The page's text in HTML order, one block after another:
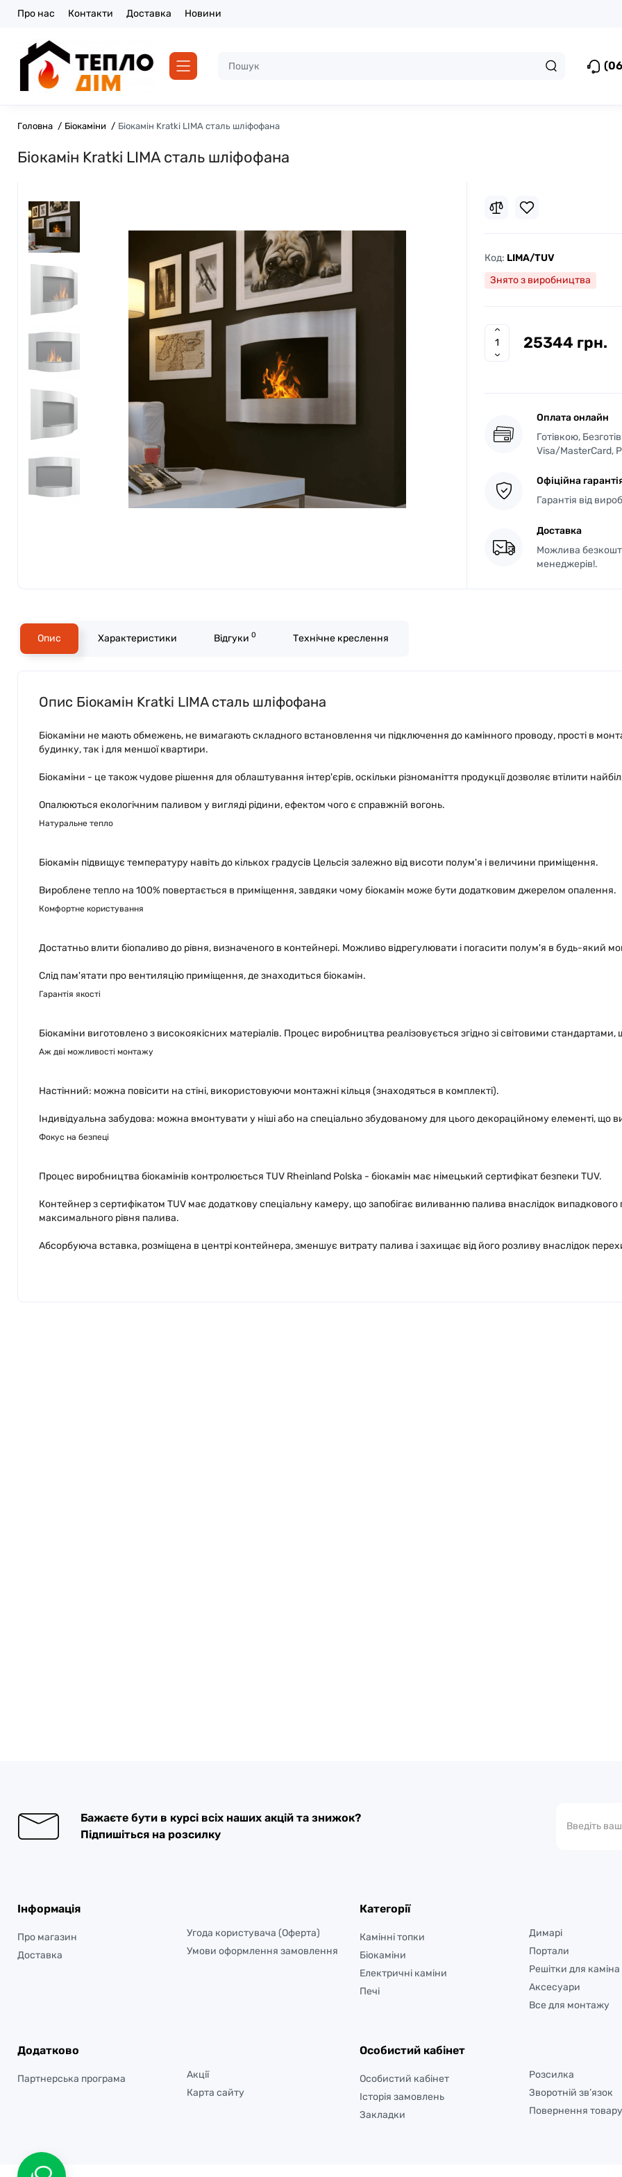
Про нас Контакти Доставка Новини
Головна Біокаміни Біокамін Kratki LIMA сталь шліфофана
Біокамін Kratki LIMA сталь шліфофана
Код: LIMA/TUV
Знято з виробництва
25344 грн.
Оплата онлайн
Готівкою,
Visa/MasterCard,
Офіційна
Гарантія від
Доставка
Можлива
менеджерів!.
Опис Характеристики Відгуки 0 Технічне креслення
Опис Біокамін Kratki LIMA сталь шліфофана
Біокаміни не мають обмежень, не вимагають складного встановлення чи підключення до камінного проводу, прості в
будинку, так і для меншої квартири.
Біокаміни - це також чудове рішення для облаштування інтер'єрів, оскільки різноманіття продукції дозволяє втілити
Опалюються екологічним паливом у вигляді рідини, ефектом чого є справжній вогонь.
Натуральне тепло
Біокамін підвищує температуру навіть до кількох градусів Цельсія залежно від висоти полум'я і величини приміщення.
Вироблене тепло на 100% повертається в приміщення, завдяки чому біокамін може бути додатковим джерелом опалення.
Комфортне користування
Достатньо влити біопаливо до рівня, визначеного в контейнері. Можливо відрегулювати і погасити полум'я в будь-який
Слід пам'ятати про вентиляцію приміщення, де знаходиться біокамін.
Гарантія якості
Біокаміни виготовлено з високоякісних матеріалів. Процес виробництва реалізовується згідно зі світовими
Аж дві можливості монтажу
Настінний: можна повісити на стіні, використовуючи монтажні кільця (знаходяться в комплекті).
Індивідуальна забудова: можна вмонтувати у ніші або на спеціально збудованому для цього декораційному елементі, що
Фокус на безпеці
Процес виробництва біокамінів контролюється TUV Rheinland Polska - біокамін має німецький сертифікат безпеки TUV.
Контейнер з сертифікатом TUV має додаткову спеціальну камеру, що запобігає виливанню палива внаслідок
максимального рівня палива.
Абсорбуюча вставка, розміщена в центрі контейнера, зменшує витрату палива і захищає від його розливу внаслідок
Бажаєте бути в курсі всіх наших акцій та знижок?
Підпишіться на розсилку
Інформація
Про магазин
Доставка
Угода користувача (Оферта)
Умови оформлення замовлення
Категорії
Камінні топки
Біокаміни
Електричні каміни
Печі
Димарі
Портали
Решітки для каміна
Аксесуари
Все для монтажу
Додатково
Партнерська програма
Акції
Карта сайту
Особистий кабінет
Особистий кабінет
Історія замовлень
Закладки
Розсилка
Зворотній зв’язок
Повернення товару